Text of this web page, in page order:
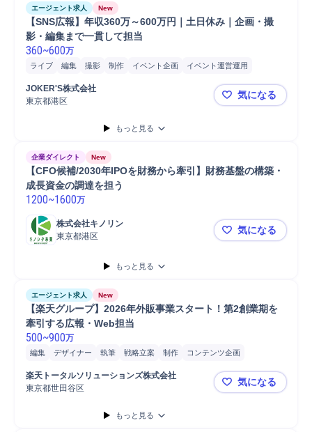
エージェント求人 New
【SNS広報】年収360万～600万円｜土日休み｜企画・撮
影・編集まで一貫して担当
360~600万
ライブ 編集 撮影 制作 イベント企画
イベント運営運用
マーケティング
スタッフ採用
Wantedly
ブランディング スタッフ
広報
SNS配信 SNS情報発信
JOKER'S株式会社
東京都港区
【SNS広報
気になる
もっと見る
企業ダイレクト New
【CFO候補/2030年IPOを財務から牽引】財務基盤の構築・
成長資金の調達を担う
1200~1600万
株式会社キノリン
東京都港区
【CFO候補
気になる
もっと見る
エージェント求人 New
【楽天グループ】2026年外販事業スタート！第2創業期を
牽引する広報・Web担当
500~900万
編集 デザイナー 執筆 戦略立案 制作
コンテンツ企画
バリューアップ/モニタリング
ブランディング
モニタリング
プレスリリース
プロジェクト デザイン
楽天トータルソリューションズ株式会社
東京都世田谷区
【楽天グル
気になる
もっと見る